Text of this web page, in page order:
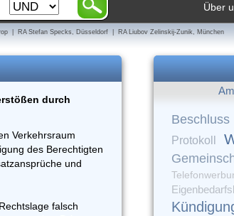
Über
| RA Stefan Specks, Düsseldorf | RA Liubov Zelinskij-Zunik, München
durch
Verkehrsraum
des Berechtigten
und
falsch
Beschluss
Protokoll